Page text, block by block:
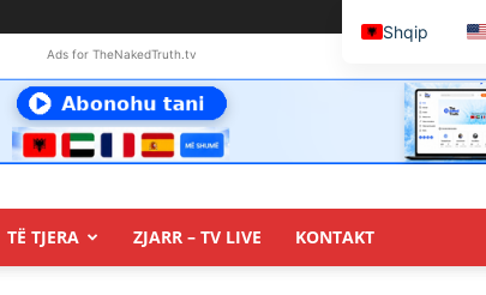
Ads for TheNakedTruth.tv
TË TJERA ZJARR – TV LIVE KONTAKT
Shqip